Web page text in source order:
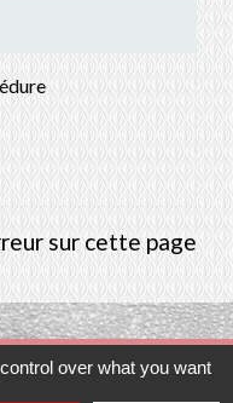
sur cette page
over what you want